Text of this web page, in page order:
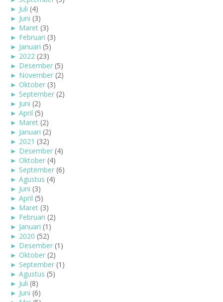
► Juli (4)
► Juni (3)
► Maret (3)
► Februari (3)
► Januari (5)
► 2022 (23)
► Desember (5)
► November (2)
► Oktober (3)
► September (2)
► Juni (2)
► April (5)
► Maret (2)
► Januari (2)
► 2021 (32)
► Desember (4)
► Oktober (4)
► September (6)
► Agustus (4)
► Juni (3)
► April (5)
► Maret (3)
► Februari (2)
► Januari (1)
► 2020 (52)
► Desember (1)
► Oktober (2)
► September (1)
► Agustus (5)
► Juli (8)
► Juni (6)